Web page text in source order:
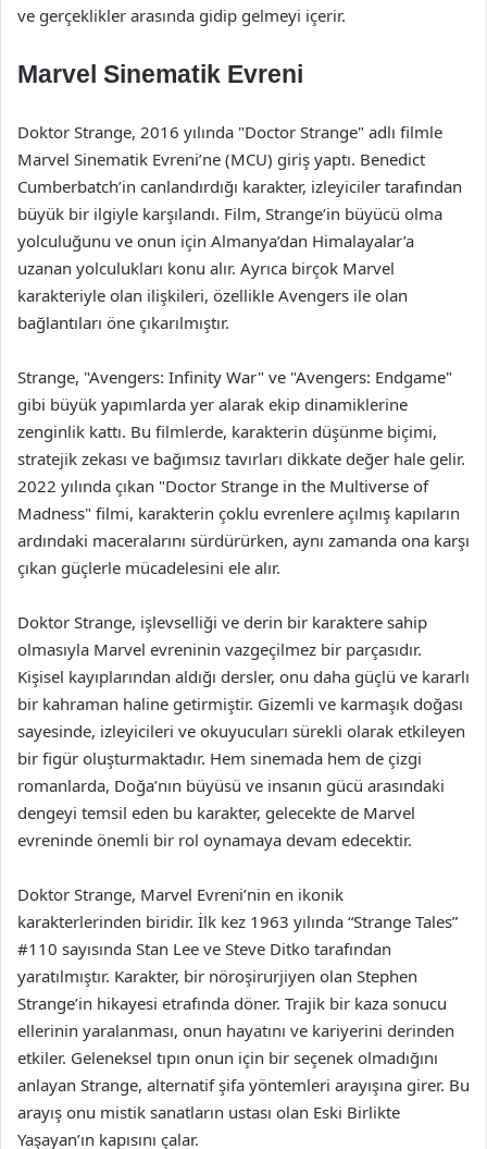
ve gerçeklikler arasında gidip gelmeyi içerir.
Marvel Sinematik Evreni
Doktor Strange, 2016 yılında "Doctor Strange" adlı filmle
Marvel Sinematik Evreni’ne (MCU) giriş yaptı. Benedict
Cumberbatch’in canlandırdığı karakter, izleyiciler tarafından
büyük bir ilgiyle karşılandı. Film, Strange’in büyücü olma
yolculuğunu ve onun için Almanya’dan Himalayalar’a
uzanan yolculukları konu alır. Ayrıca birçok Marvel
karakteriyle olan ilişkileri, özellikle Avengers ile olan
bağlantıları öne çıkarılmıştır.
Strange, "Avengers: Infinity War" ve "Avengers: Endgame"
gibi büyük yapımlarda yer alarak ekip dinamiklerine
zenginlik kattı. Bu filmlerde, karakterin düşünme biçimi,
stratejik zekası ve bağımsız tavırları dikkate değer hale gelir.
2022 yılında çıkan "Doctor Strange in the Multiverse of
Madness" filmi, karakterin çoklu evrenlere açılmış kapıların
ardındaki maceralarını sürdürürken, aynı zamanda ona karşı
çıkan güçlerle mücadelesini ele alır.
Doktor Strange, işlevselliği ve derin bir karaktere sahip
olmasıyla Marvel evreninin vazgeçilmez bir parçasıdır.
Kişisel kayıplarından aldığı dersler, onu daha güçlü ve kararlı
bir kahraman haline getirmiştir. Gizemli ve karmaşık doğası
sayesinde, izleyicileri ve okuyucuları sürekli olarak etkileyen
bir figür oluşturmaktadır. Hem sinemada hem de çizgi
romanlarda, Doğa’nın büyüsü ve insanın gücü arasındaki
dengeyi temsil eden bu karakter, gelecekte de Marvel
evreninde önemli bir rol oynamaya devam edecektir.
Doktor Strange, Marvel Evreni’nin en ikonik
karakterlerinden biridir. İlk kez 1963 yılında “Strange Tales”
#110 sayısında Stan Lee ve Steve Ditko tarafından
yaratılmıştır. Karakter, bir nöroşirurjiyen olan Stephen
Strange’in hikayesi etrafında döner. Trajik bir kaza sonucu
ellerinin yaralanması, onun hayatını ve kariyerini derinden
etkiler. Geleneksel tıpın onun için bir seçenek olmadığını
anlayan Strange, alternatif şifa yöntemleri arayışına girer. Bu
arayış onu mistik sanatların ustası olan Eski Birlikte
Yaşayan’ın kapısını çalar.